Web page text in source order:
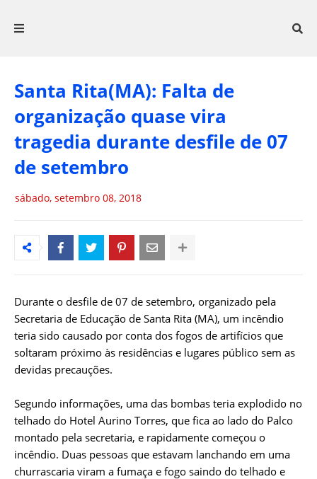
Santa Rita(MA): Falta de
organização quase vira
tragedia durante desfile de 07
de setembro
sábado, setembro 08, 2018
Durante o desfile de 07 de setembro, organizado pela
Secretaria de Educação de Santa Rita (MA), um incêndio
teria sido causado por conta dos fogos de artifícios que
soltaram próximo às residências e lugares público sem as
devidas precauções.
Segundo informações, uma das bombas teria explodido no
telhado do Hotel Aurino Torres, que fica ao lado do Palco
montado pela secretaria, e rapidamente começou o
incêndio. Duas pessoas que estavam lanchando em uma
churrascaria viram a fumaça e fogo saindo do telhado e